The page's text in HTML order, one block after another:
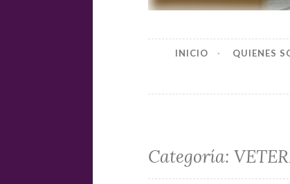
INICIO QUIENES
Categoría: